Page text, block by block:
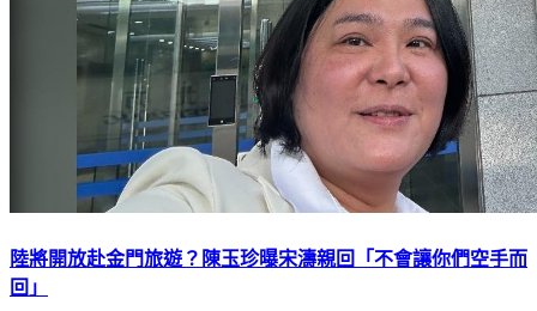
陸將開放赴金門旅遊？陳玉珍曝宋濤親回「不會讓你們空手而
回」